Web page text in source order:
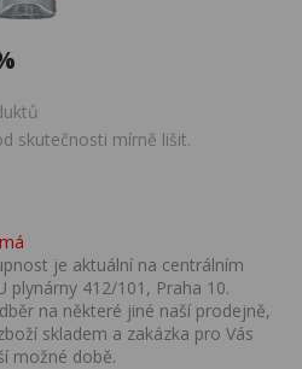
skutečnosti mírně lišit.
je aktuální na centrálním
plynárny 412/101, Praha 10.
na některé jiné naší prodejně,
skladem a zakázka pro Vás
možné době.